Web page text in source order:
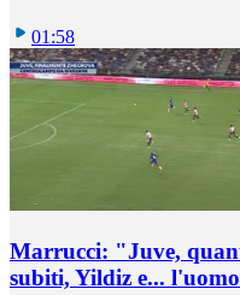
01:58
Marrucci: "Juve,
subiti, Yildiz e...